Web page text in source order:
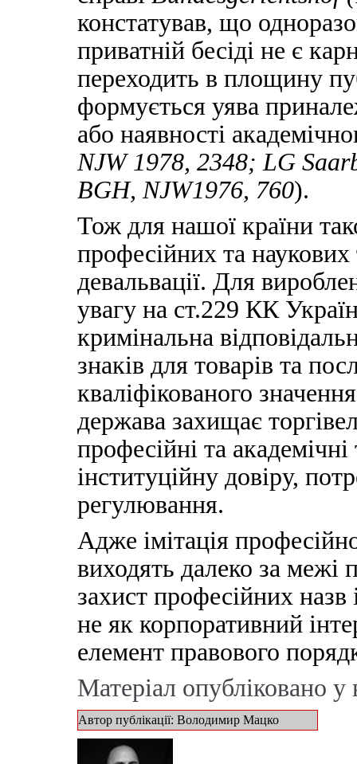
констатував, що
приватній бесіді не є
переходить в площину
формується уява
або наявності
NJW 1978, 2348;LG
BGH, NJW1976, 760).
Тож для нашої країни
професійних та наукових
девальвації. Для
увагу на ст.229 КК
кримінальна
знаків для товарів та
кваліфікованого
держава захищає
професійні та
інституційну довіру,
регулювання.
Адже імітація
виходять далеко за межі
захист професійних назв
не як корпоративний
елемент правового
Матеріал опубліковано у
Автор публікації: Володимир Мацко